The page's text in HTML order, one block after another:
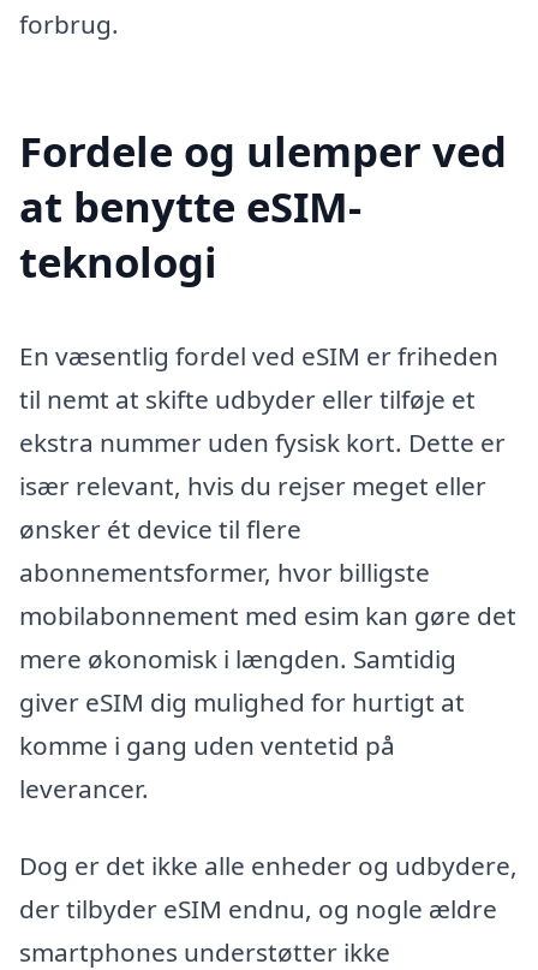
forbrug.
Fordele og ulemper ved
at benytte eSIM-
teknologi
En væsentlig fordel ved eSIM er friheden
til nemt at skifte udbyder eller tilføje et
ekstra nummer uden fysisk kort. Dette er
især relevant, hvis du rejser meget eller
ønsker ét device til flere
abonnementsformer, hvor billigste
mobilabonnement med esim kan gøre det
mere økonomisk i længden. Samtidig
giver eSIM dig mulighed for hurtigt at
komme i gang uden ventetid på
leverancer.
Dog er det ikke alle enheder og udbydere,
der tilbyder eSIM endnu, og nogle ældre
smartphones understøtter ikke